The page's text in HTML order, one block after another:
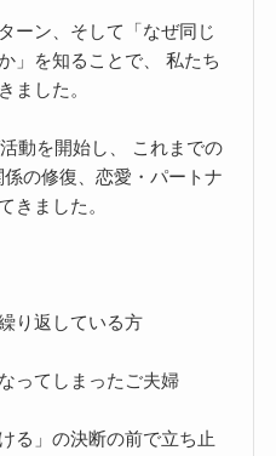
ーン、そして「なぜ同じ
」を知ることで、 私たち
ました。
動を開始し、 これまでの
の修復、恋愛・パートナ
きました。
り返している方
ってしまったご夫婦
る」の決断の前で立ち止